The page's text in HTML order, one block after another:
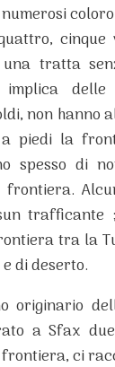
cinque
tratta
non hanno
piedi la
spesso di
tra la
di deserto.
originario
a Sfax
ci